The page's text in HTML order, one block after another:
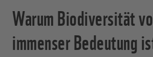
Warum Biodiversität
immenser Bedeutung